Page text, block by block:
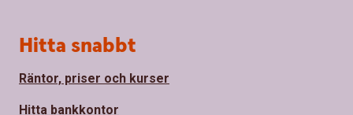
Hitta snabbt
Räntor, priser och kurser
Hitta bankkontor